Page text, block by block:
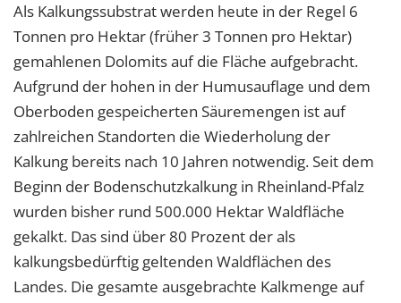
Als Kalkungssubstrat werden heute in der Regel 6
Tonnen pro Hektar (früher 3 Tonnen pro Hektar)
gemahlenen Dolomits auf die Fläche aufgebracht.
Aufgrund der hohen in der Humusauflage und dem
Oberboden gespeicherten Säuremengen ist auf
zahlreichen Standorten die Wiederholung der
Kalkung bereits nach 10 Jahren notwendig. Seit dem
Beginn der Bodenschutzkalkung in Rheinland-Pfalz
wurden bisher rund 500.000 Hektar Waldfläche
gekalkt. Das sind über 80 Prozent der als
kalkungsbedürftig geltenden Waldflächen des
Landes. Die gesamte ausgebrachte Kalkmenge auf